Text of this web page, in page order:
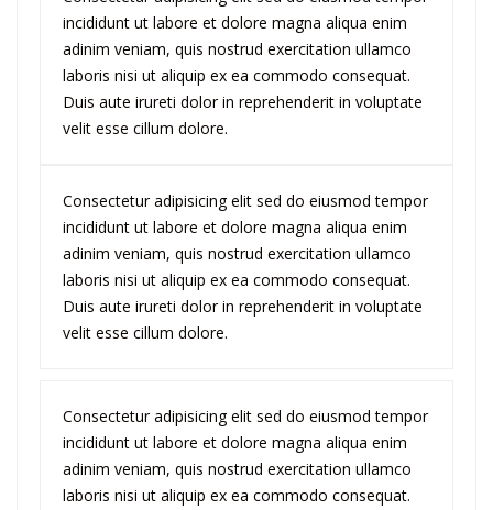
incididunt ut labore et dolore magna aliqua enim
adinim veniam, quis nostrud exercitation ullamco
laboris nisi ut aliquip ex ea commodo consequat.
Duis aute irureti dolor in reprehenderit in voluptate
velit esse cillum dolore.
Consectetur adipisicing elit sed do eiusmod tempor
incididunt ut labore et dolore magna aliqua enim
adinim veniam, quis nostrud exercitation ullamco
laboris nisi ut aliquip ex ea commodo consequat.
Duis aute irureti dolor in reprehenderit in voluptate
velit esse cillum dolore.
Consectetur adipisicing elit sed do eiusmod tempor
incididunt ut labore et dolore magna aliqua enim
adinim veniam, quis nostrud exercitation ullamco
laboris nisi ut aliquip ex ea commodo consequat.